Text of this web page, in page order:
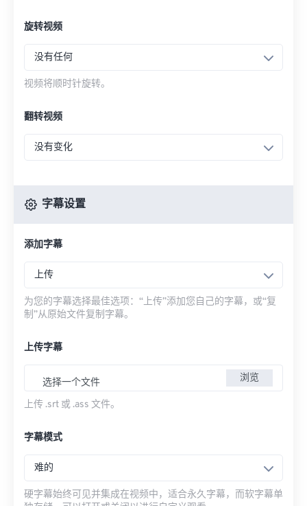
旋转视频
没有任何
视频将顺时针旋转。
翻转视频
没有变化
字幕设置
添加字幕
上传
为您的字幕选择最佳选项：“上传”添加您自己的字幕，或“复
制”从原始文件复制字幕。
上传字幕
选择一个文件 浏览
上传 .srt 或 .ass 文件。
字幕模式
难的
硬字幕始终可见并集成在视频中，适合永久字幕，而软字幕单